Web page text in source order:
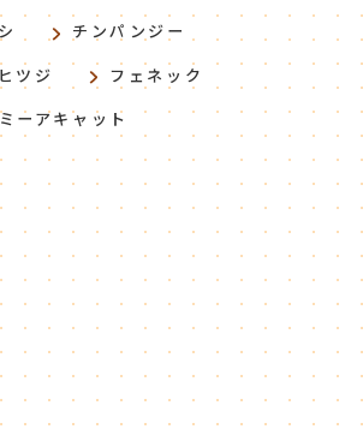
チンパンジー
ヒツジ
フェネック
ミーアキャット